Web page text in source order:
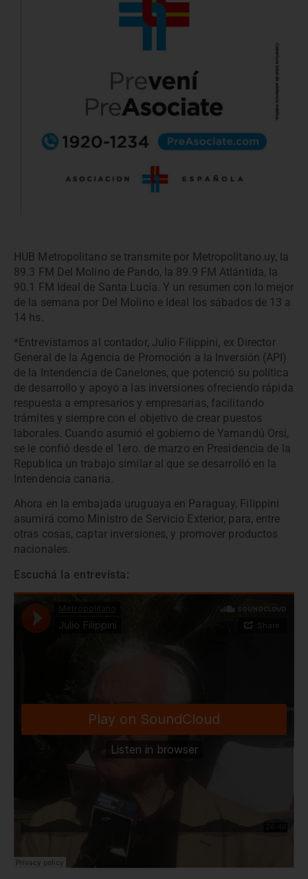
HUB Metropolitano se transmite por Metropolitano.uy, la
89.3 FM Del Molino de Pando, la 89.9 FM Atlántida, la
90.1 FM Ideal de Santa Lucía. Y un resumen con lo mejor
de la semana por Del Molino e Ideal los sábados de 13 a
14 hs.
*Entrevistamos al contador, Julio Filippini, ex Director
General de la Agencia de Promoción a la Inversión (API)
de la Intendencia de Canelones, que potenció su política
de desarrollo y apoyo a las inversiones ofreciendo rápida
respuesta a empresarios y empresarias, facilitando
trámites y siempre con el objetivo de crear puestos
laborales. Cuando asumió el gobierno de Yamandú Orsi,
se le confió desde el 1ero. de marzo en Presidencia de la
Republica un trabajo similar al que se desarrolló en la
Intendencia canaria.
Ahora en la embajada uruguaya en Paraguay, Filippini
asumirá como Ministro de Servicio Exterior, para, entre
otras cosas, captar inversiones, y promover productos
nacionales.
Escuchá la entrevista: